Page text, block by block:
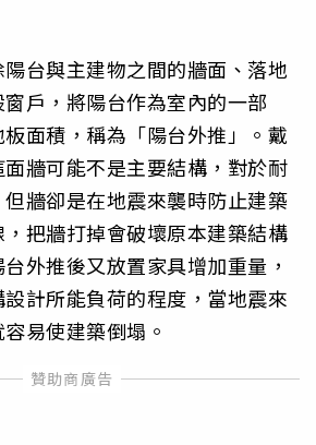
台與主建物之間的牆面、落地
戶，將陽台作為室內的一部
面積，稱為「陽台外推」。戴
牆可能不是主要結構，對於耐
牆卻是在地震來襲時防止建築
把牆打掉會破壞原本建築結構
外推後又放置家具增加重量，
計所能負荷的程度，當地震來
易使建築倒塌。